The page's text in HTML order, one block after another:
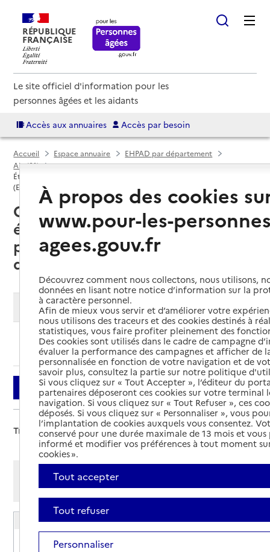
RÉPUBLIQUE
FRANÇAISE
Le site officiel d'information pour les
personnes âgées et les aidants
Accès aux annuaires Accès par besoin
Accueil Espace annuaire
EHPAD par département
Ain (01)
Établissement d'hébergement pour personnes âgées dépendantes
(EHPAD)
Oyonnax (01100) : liste des 2
établissements d'hébergement
pour personnes âgées
dépendantes (EHPAD)
Modifier ma recherche
Ajouter cette recherche aux favoris
Filtrer
Trier par :
Afficher les résultats par:
Mode liste
Mode carte
EHPAD Le Tournant des Saisons
Adresse
1 rue Bellevue
À propos des cookies
www.pour-les-
agees.gouv.fr
Découvrez comment nous collectons, nous utilisons,
données en lisant notre notice d’information sur la
à caractère personnel.
Afin de mieux vous servir et d’améliorer votre
nous utilisons des traceurs et des cookies destinés à
statistiques, vous faire profiter pleinement des
Des cookies sont utilisés dans le cadre de campagne
évaluer la performance des campagnes et afficher de
personnalisée en fonction de votre navigation et de
savoir plus, consultez la partie sur notre politique
Si vous cliquez sur « Tout Accepter », l’éditeur du
partenaires déposeront ces cookies sur votre terminal
navigation. Si vous cliquez sur « Tout Refuser », ces
déposés. Si vous cliquez sur « Personnaliser », vous
l’implantation de cookies auxquels vous consentez.
conservé pour une durée maximale de 13 mois et
informé et modifier vos préférences à tout moment
cookies ».
Tout accepter
Tout refuser
Personnaliser